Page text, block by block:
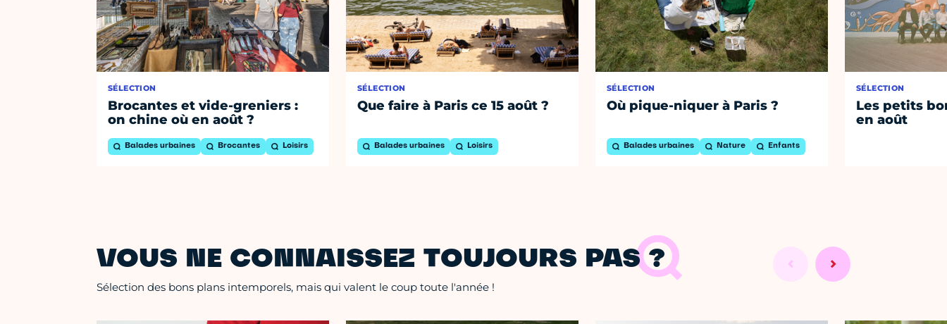
SÉLECTION
Brocantes et vide-greniers :
on chine où en août ?
Balades urbaines Brocantes Loisirs
SÉLECTION
Que faire à Paris ce 15 août ?
Balades urbaines Loisirs
SÉLECTION
Où pique-niquer à Paris ?
Balades urbaines Nature Enfants
SÉLECTION
Les petits
en août
VOUS NE CONNAISSEZ TOUJOURS PAS ?
Sélection des bons plans intemporels, mais qui valent le coup toute l'année !